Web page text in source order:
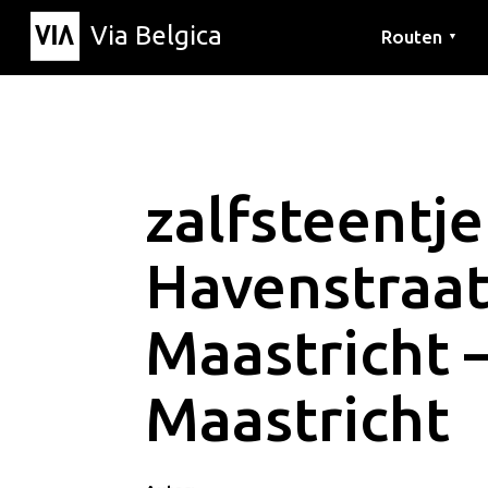
Via Belgica Routen ▼
zalfsteentje
Havenstraat
Maastricht
Maastricht